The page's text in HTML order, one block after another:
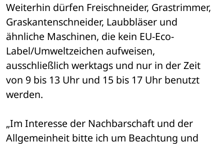
Weiterhin dürfen Freischneider, Grastrimmer,
Graskantenschneider, Laubbläser und
ähnliche Maschinen, die kein EU-Eco-
Label/Umweltzeichen aufweisen,
ausschließlich werktags und nur in der Zeit
von 9 bis 13 Uhr und 15 bis 17 Uhr benutzt
werden.
„Im Interesse der Nachbarschaft und der
Allgemeinheit bitte ich um Beachtung und